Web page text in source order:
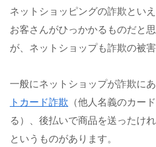
ネットショッピングの詐欺とい
お客さんがひっかかるものだと
が、ネットショップも詐欺の被
一般にネットショップが詐欺にあ
トカード詐欺 （他人名義のカー
る）、後払いで商品を送ったけ
というものがあります。